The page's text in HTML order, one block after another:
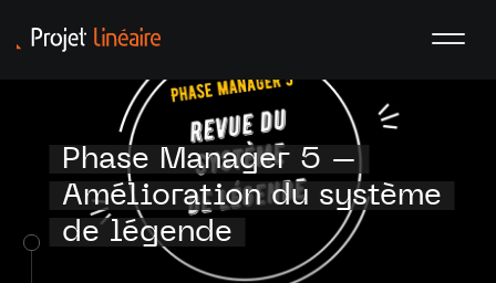
Phase Manager 5 –
Amélioration du système
de légende